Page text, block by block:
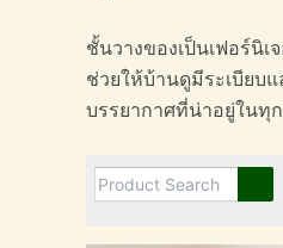
ชั้นวางของเป็นเฟอร์นิ
ช่วยให้บ้านดูมีระเบียบ
บรรยากาศที่น่าอยู่ในทุ